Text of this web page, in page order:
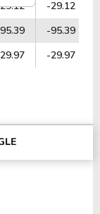
-29.12
-95.39
-29.97